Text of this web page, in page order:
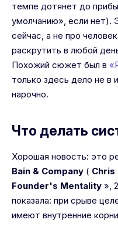
темпе дотянет до
умолчанию», если нет).
сейчас, а не про
раскрутить в любой
Похожий сюжет был в
только здесь дело не в
нарочно.
Что делать
Хорошая новость: это
Bain & Company ( Chris
Founder's Mentality »,
показала: при срыве
имеют внутренние